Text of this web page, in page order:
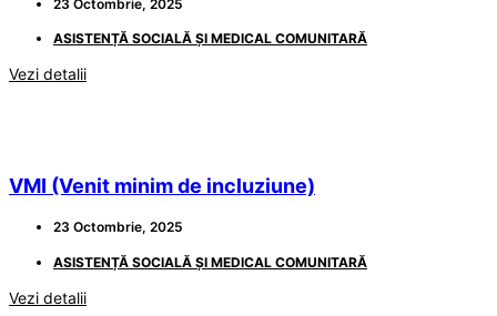
23 Octombrie, 2025
ASISTENȚĂ SOCIALĂ ȘI MEDICAL COMUNITARĂ
Vezi detalii
VMI (Venit minim de incluziune)
23 Octombrie, 2025
ASISTENȚĂ SOCIALĂ ȘI MEDICAL COMUNITARĂ
Vezi detalii